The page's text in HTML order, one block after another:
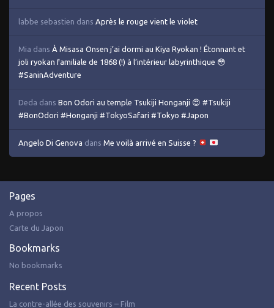
labbe sebastien dans Après le rouge vient le violet
Mia dans À Misasa Onsen j’ai dormi au Kiya Ryokan ! Étonnant et
joli ryokan familiale de 1868 (!) à l’intérieur labyrinthique 😳
#SaninAdventure
Deda dans Bon Odori au temple Tsukiji Honganji 😍 #Tsukiji
#BonOdori #Honganji #TokyoSafari #Tokyo #Japon
Angelo Di Genova dans Me voilà arrivé en Suisse ?
Pages
A propos
Carte du Japon
Bookmarks
No bookmarks
Recent Posts
La contre-allée des souvenirs – Film